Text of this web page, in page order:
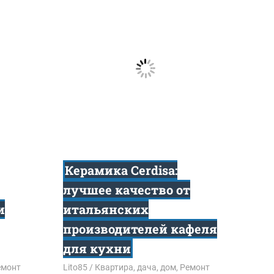
Керамика Cerdisa:
лучшее качество от
итальянских
производителей кафеля
для кухни
09.01.2020
Lito85 Квартира, дача, дом, Ремонт